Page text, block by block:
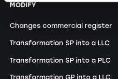
MODIFY
Changes commercial register
Transformation SP into a LLC
Transformation SP into a PLC
Transformation GP into a LLC